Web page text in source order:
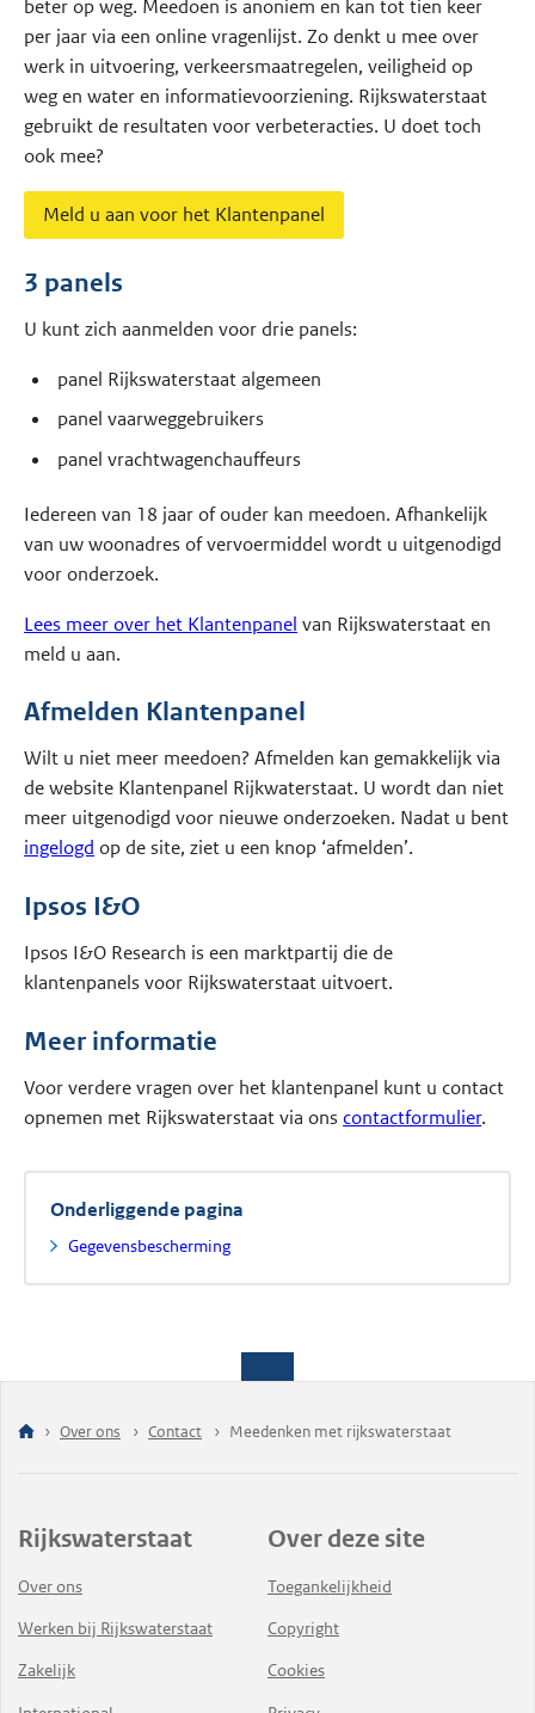
beter op weg. Meedoen is anoniem en kan tot tien keer
per jaar via een online vragenlijst. Zo denkt u mee over
werk in uitvoering, verkeersmaatregelen, veiligheid op
weg en water en informatievoorziening. Rijkswaterstaat
gebruikt de resultaten voor verbeteracties. U doet toch
ook mee?
Meld u aan voor het Klantenpanel
3 panels
U kunt zich aanmelden voor drie panels:
panel Rijkswaterstaat algemeen
panel vaarweggebruikers
panel vrachtwagenchauffeurs
Iedereen van 18 jaar of ouder kan meedoen. Afhankelijk
van uw woonadres of vervoermiddel wordt u uitgenodigd
voor onderzoek.
Lees meer over het Klantenpanel van Rijkswaterstaat en
meld u aan.
Afmelden Klantenpanel
Wilt u niet meer meedoen? Afmelden kan gemakkelijk via
de website Klantenpanel Rijkwaterstaat. U wordt dan niet
meer uitgenodigd voor nieuwe onderzoeken. Nadat u bent
ingelogd op de site, ziet u een knop ‘afmelden’.
Ipsos I&O
Ipsos I&O Research is een marktpartij die de
klantenpanels voor Rijkswaterstaat uitvoert.
Meer informatie
Voor verdere vragen over het klantenpanel kunt u contact
opnemen met Rijkswaterstaat via onscontactformulier.
Onderliggende pagina
Gegevensbescherming
Over ons Contact Meedenken met rijkswaterstaat
Rijkswaterstaat
Over ons
Werken bij Rijkswaterstaat
Zakelijk
Over deze site
Toegankelijkheid
Copyright
Cookies